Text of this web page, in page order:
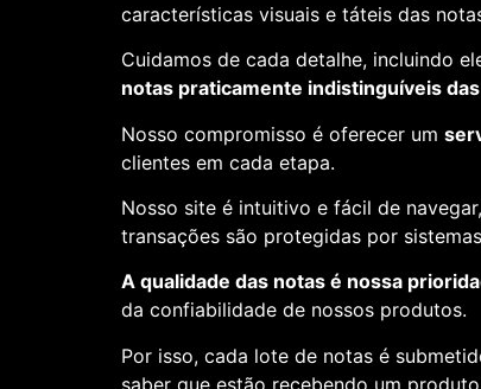
características visuais e táteis das
Cuidamos de cada detalhe, incluindo
notas praticamente indistinguíveis
Nosso compromisso é oferecer um
clientes em cada etapa.
Nosso site é intuitivo e fácil de
transações são protegidas por
A qualidade das notas é nossa
da confiabilidade de nossos produtos.
Por isso, cada lote de notas é
saber que estão recebendo um